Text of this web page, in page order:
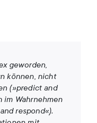
geworden,
können, nicht
(»predict and
Wahrnehmen
respond«).